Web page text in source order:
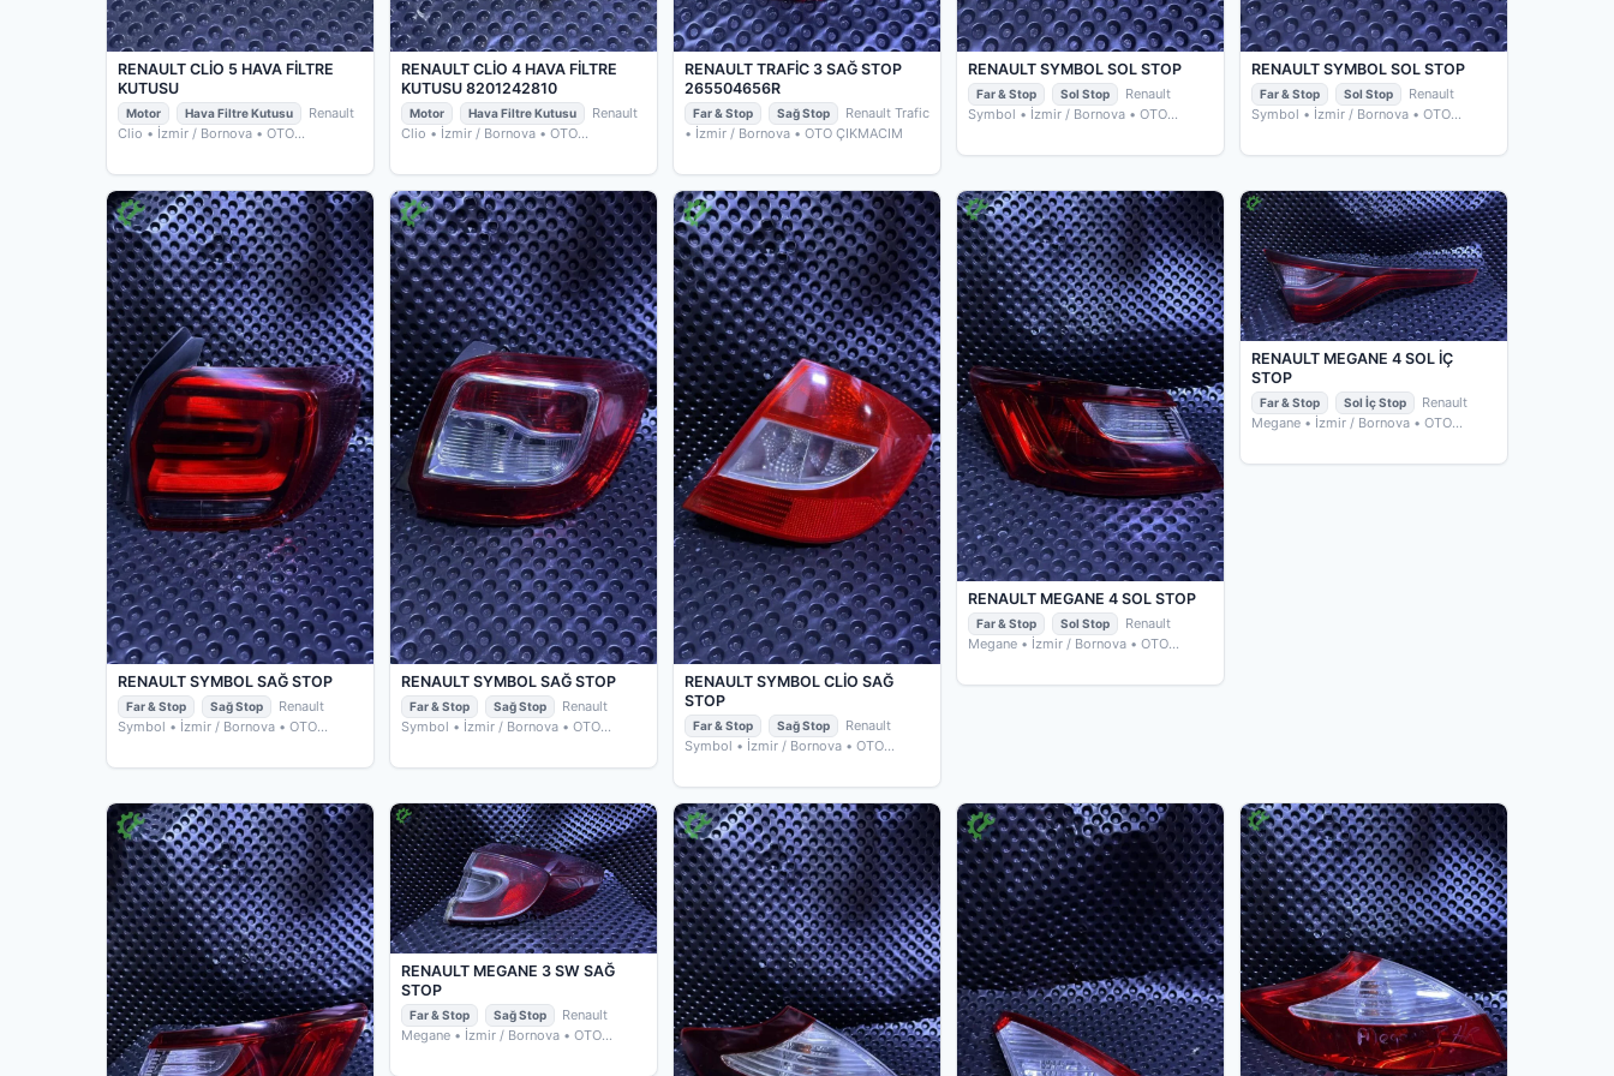
RENAULT CLİO 5 HAVA FİLTRE
KUTUSU
Motor Hava Filtre Kutusu
Renault
Clio • İzmir / Bornova • OTO
RENAULT CLİO 4 HAVA FİLTRE
KUTUSU 8201242810
Motor Hava Filtre Kutusu
Renault
Clio • İzmir / Bornova • OTO
RENAULT TRAFİC 3 SAĞ STOP
265504656R
Far & Stop Sağ Stop
Renault Trafic
• İzmir / Bornova • OTO ÇIKMACIM
RENAULT SYMBOL SOL STOP
Far & Stop Sol Stop
Renault
Symbol • İzmir / Bornova • OTO
RENAULT SYMBOL SOL STOP
Far & Stop Sol Stop
Renault
Symbol • İzmir / Bornova • OTO
RENAULT SYMBOL SAĞ STOP
Far & Stop Sağ Stop
Renault
Symbol • İzmir / Bornova • OTO
RENAULT SYMBOL SAĞ STOP
Far & Stop Sağ Stop
Renault
Symbol • İzmir / Bornova • OTO
RENAULT SYMBOL CLİO SAĞ
STOP
Far & Stop Sağ Stop
Renault
Symbol • İzmir / Bornova • OTO
RENAULT MEGANE 4 SOL STOP
Far & Stop Sol Stop
Renault
Megane • İzmir / Bornova • OTO
RENAULT MEGANE 4 SOL İÇ
STOP
Far & Stop Sol İç Stop
Renault
Megane • İzmir / Bornova • OTO
RENAULT MEGANE 3 SW SAĞ
STOP
Far & Stop Sağ Stop
Renault
Megane • İzmir / Bornova • OTO